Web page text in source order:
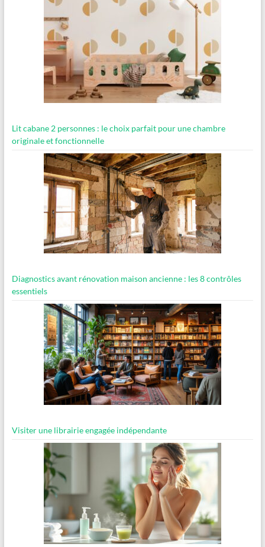
Lit cabane 2 personnes : le choix parfait pour une chambre
originale et fonctionnelle
Diagnostics avant rénovation maison ancienne : les 8 contrôles
essentiels
Visiter une librairie engagée indépendante